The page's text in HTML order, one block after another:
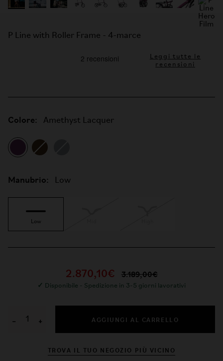
P Line with Roller Frame - 4-marce
Leggi tutte le
recensioni
Colore: Amethyst Lacquer
Manubrio: Low
Low
2.870,10€ 3.189,00€
✓ Disponibile - Spedizione in 3-5 giorni lavorativi
− + AGGIUNGI AL CARRELLO
TROVA IL TUO NEGOZIO PIÙ VICINO